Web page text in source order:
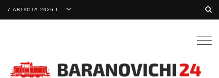
7 АВГУСТА 2026 Г.